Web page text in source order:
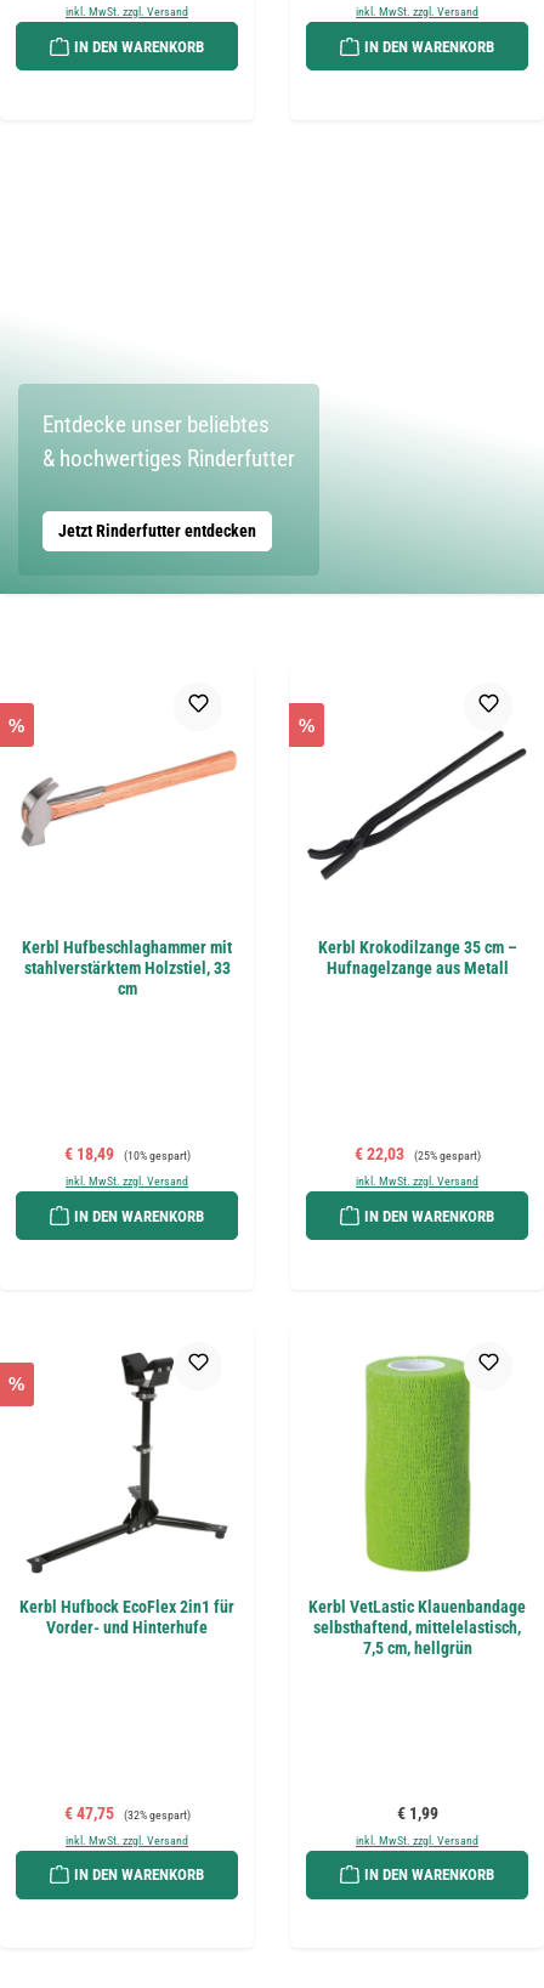
inkl. MwSt. zzgl. Versand
IN DEN WARENKORB
inkl. MwSt. zzgl. Versand
IN DEN WARENKORB
Entdecke unser beliebtes
& hochwertiges Rinderfutter
Jetzt Rinderfutter entdecken
%
Kerbl Hufbeschlaghammer mit
stahlverstärktem Holzstiel, 33
cm
Verkaufspreis:
€ 18,49 Regulärer Preis:
(10% gespart)
inkl. MwSt. zzgl. Versand
IN DEN WARENKORB
%
Kerbl Krokodilzange 35 cm –
Hufnagelzange aus Metall
Verkaufspreis:
€ 22,03 Regulärer Preis:
(25% gespart)
inkl. MwSt. zzgl. Versand
IN DEN WARENKORB
%
Kerbl Hufbock EcoFlex 2in1 für
Vorder- und Hinterhufe
Verkaufspreis:
€ 47,75 Regulärer Preis:
(32% gespart)
inkl. MwSt. zzgl. Versand
IN DEN WARENKORB
Kerbl VetLastic Klauenbandage
selbsthaftend, mittelelastisch,
7,5 cm, hellgrün
Regulärer Preis:
€ 1,99
inkl. MwSt. zzgl. Versand
IN DEN WARENKORB